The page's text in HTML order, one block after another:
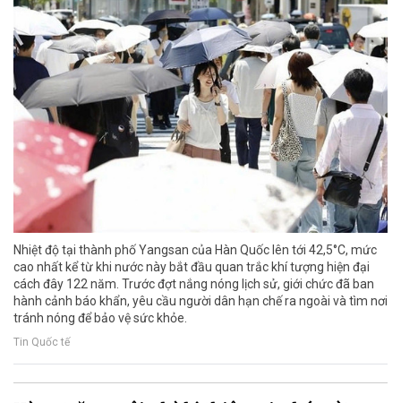
Nhiệt độ tại thành phố Yangsan của Hàn Quốc lên tới 42,5°C, mức
cao nhất kể từ khi nước này bắt đầu quan trắc khí tượng hiện đại
cách đây 122 năm. Trước đợt nắng nóng lịch sử, giới chức đã ban
hành cảnh báo khẩn, yêu cầu người dân hạn chế ra ngoài và tìm nơi
tránh nóng để bảo vệ sức khỏe.
Tin Quốc tế